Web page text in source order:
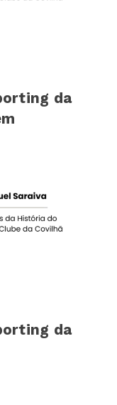
da
da